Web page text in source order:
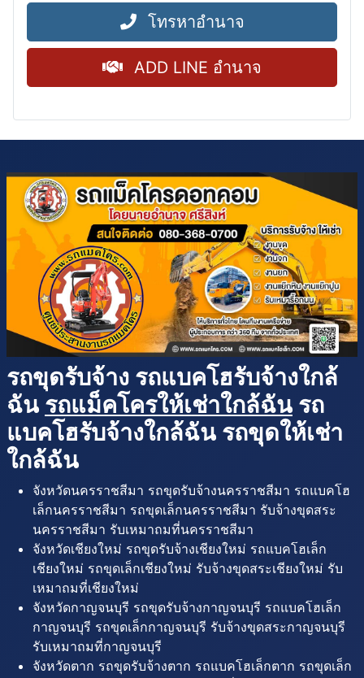
โทรหาอำนาจ
ADD LINE อำนาจ
รถขุดรับจ้าง รถแบคโฮรับจ้างใกล้
ฉัน รถแม็คโครให้เช่าใกล้ฉัน รถ
แบคโฮรับจ้างใกล้ฉัน รถขุดให้เช่า
ใกล้ฉัน
จังหวัดนครราชสีมา รถขุดรับจ้างนครราชสีมา รถแบคโฮ
เล็กนครราชสีมา รถขุดเล็กนครราชสีมา รับจ้างขุดสระ
นครราชสีมา รับเหมาถมที่นครราชสีมา
จังหวัดเชียงใหม่ รถขุดรับจ้างเชียงใหม่ รถแบคโฮเล็ก
เชียงใหม่ รถขุดเล็กเชียงใหม่ รับจ้างขุดสระเชียงใหม่ รับ
เหมาถมที่เชียงใหม่
จังหวัดกาญจนบุรี รถขุดรับจ้างกาญจนบุรี รถแบคโฮเล็ก
กาญจนบุรี รถขุดเล็กกาญจนบุรี รับจ้างขุดสระกาญจนบุรี
รับเหมาถมที่กาญจนบุรี
จังหวัดตาก รถขุดรับจ้างตาก รถแบคโฮเล็กตาก รถขุดเล็ก